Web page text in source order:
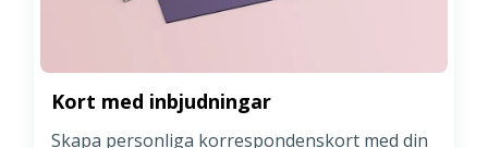
Kort med inbjudningar
Skapa personliga korrespondenskort med din